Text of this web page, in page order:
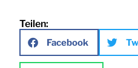
Teilen:
Facebook